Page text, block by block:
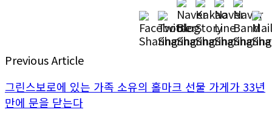
Previous Article
그린스보로에 있는 가족 소유의 홀마크 선물 가게가 33년
만에 문을 닫는다